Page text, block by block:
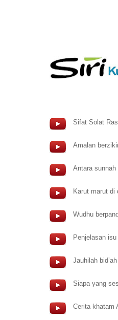
Sifat Solat
Amalan
Antara sunnah
Karut marut di
Wudhu
Penjelasan
Jauhilah
Siapa yang
Cerita khatam